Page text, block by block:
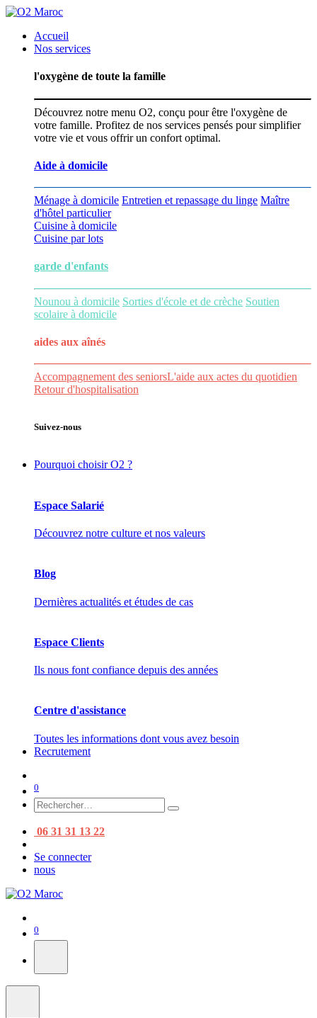
Accueil
Nos services
l'oxygène de toute la famille
Découvrez notre menu O2, conçu pour être l'oxygène de
votre famille. Profitez de nos services pensés pour simplifier
votre vie et vous offrir un confort optimal.
Aide à domicile
Ménage à domicile Entretien et repassage du linge Maître
d'hôtel particulier
Cuisine à domicile
Cuisine par lots
garde d'enfants
Nounou à domicile Sorties d'école et de crèche Soutien
scolaire à domicile
aides aux aînés
Accompagnement des seniorsL'aide aux actes du quotidien
Retour d'hospitalisation
Suivez-nous
Pourquoi choisir O2 ?
Espace Salarié
Découvrez notre culture et nos valeurs
Blog
Dernières actualités et études de cas
Espace Clients
Ils nous font confiance depuis des années
Centre d'assistance
Toutes les informations dont vous avez besoin
Recrutement
0
06 31 31 13 22
Se connecter
nous
0